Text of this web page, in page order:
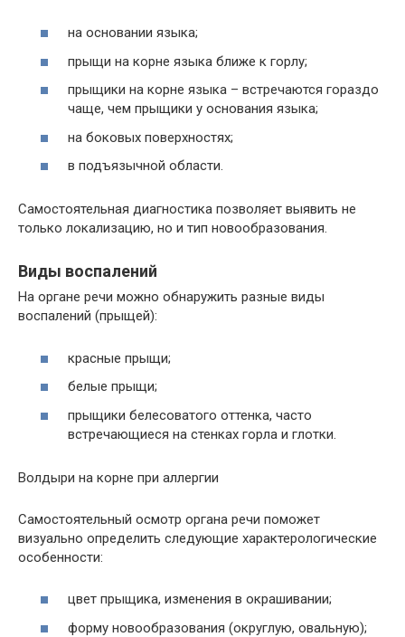
на основании языка;
прыщи на корне языка ближе к горлу;
прыщики на корне языка – встречаются гораздо
чаще, чем прыщики у основания языка;
на боковых поверхностях;
в подъязычной области.
Самостоятельная диагностика позволяет выявить не
только локализацию, но и тип новообразования.
Виды воспалений
На органе речи можно обнаружить разные виды
воспалений (прыщей):
красные прыщи;
белые прыщи;
прыщики белесоватого оттенка, часто
встречающиеся на стенках горла и глотки.
Волдыри на корне при аллергии
Самостоятельный осмотр органа речи поможет
визуально определить следующие характерологические
особенности:
цвет прыщика, изменения в окрашивании;
форму новообразования (округлую, овальную);